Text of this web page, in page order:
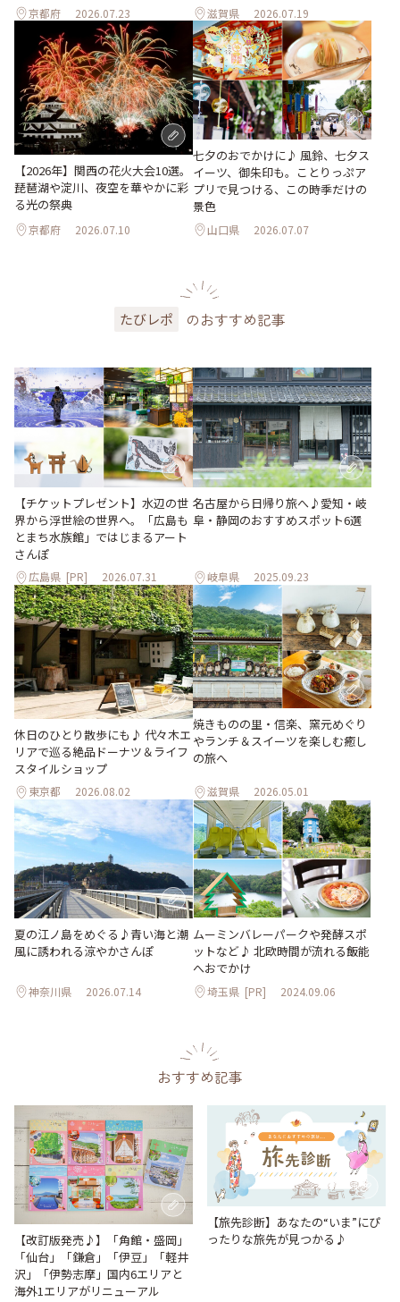
京都府 2026.07.23 滋賀県 2026.07.19
【2026年】関西の花火大会10選。
琵琶湖や淀川、夜空を華やかに彩
る光の祭典
京都府 2026.07.10
七夕のおでかけに♪ 風鈴、七夕ス
イーツ、御朱印も。ことりっぷア
プリで見つける、この時季だけの
景色
山口県 2026.07.07
たびレポ のおすすめ記事
【チケットプレゼント】水辺の世
界から浮世絵の世界へ。「広島も
とまち水族館」ではじまるアート
さんぽ
広島県 [PR] 2026.07.31
名古屋から日帰り旅へ♪愛知・岐
阜・静岡のおすすめスポット6選
岐阜県 2025.09.23
休日のひとり散歩にも♪ 代々木エ
リアで巡る絶品ドーナツ＆ライフ
スタイルショップ
東京都 2026.08.02
焼きものの里・信楽、窯元めぐり
やランチ＆スイーツを楽しむ癒し
の旅へ
滋賀県 2026.05.01
夏の江ノ島をめぐる♪青い海と潮
風に誘われる涼やかさんぽ
神奈川県 2026.07.14
ムーミンバレーパークや発酵スポ
ットなど♪ 北欧時間が流れる飯能
へおでかけ
埼玉県 [PR] 2024.09.06
おすすめ記事
【改訂版発売♪】「角館・盛岡」
「仙台」「鎌倉」「伊豆」「軽井
沢」「伊勢志摩」国内6エリアと
海外1エリアがリニューアル
【旅先診断】あなたの“いま”にぴ
ったりな旅先が見つかる♪